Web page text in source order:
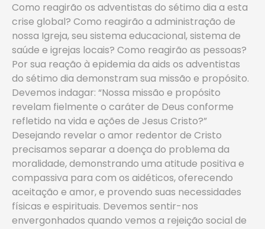
Como reagirão os adventistas do sétimo dia a esta
crise global? Como reagirão a administração de
nossa Igreja, seu sistema educacional, sistema de
saúde e igrejas locais? Como reagirão as pessoas?
Por sua reação à epidemia da aids os adventistas
do sétimo dia demonstram sua missão e propósito.
Devemos indagar: “Nossa missão e propósito
revelam fielmente o caráter de Deus conforme
refletido na vida e ações de Jesus Cristo?”
Desejando revelar o amor redentor de Cristo
precisamos separar a doença do problema da
moralidade, demonstrando uma atitude positiva e
compassiva para com os aidéticos, oferecendo
aceitação e amor, e provendo suas necessidades
físicas e espirituais. Devemos sentir-nos
envergonhados quando vemos a rejeição social de